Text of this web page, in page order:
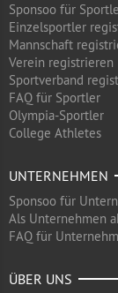
Sponsoo für
Einzelsportler
Mannschaft
Verein registrieren
Sportverband
FAQ für Sportler
Olympia-Sportler
College Athletes
UNTERNEHMEN
Sponsoo für
Als Unternehmen
FAQ für
ÜBER UNS